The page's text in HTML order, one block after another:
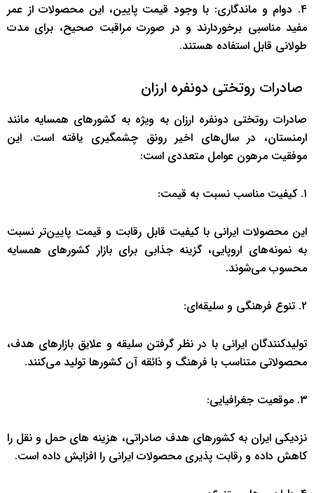
۴. دوام و ماندگاری: با وجود قیمت پایین، این محصولات از عمر
مفید مناسبی برخوردارند و در صورت مراقبت صحیح، برای مدت
طولانی قابل استفاده هستند.
صادرات روتختی دونفره ارزان
صادرات روتختی دونفره ارزان به ویژه به کشورهای همسایه مانند
ارمنستان، در سال‌های اخیر رونق چشمگیری یافته است. این
موفقیت مرهون عوامل متعددی است:
۱. کیفیت مناسب نسبت به قیمت:
این محصولات ایرانی با کیفیت قابل رقابت و قیمت پایین‌تر نسبت
به نمونه‌های اروپایی، گزینه جذابی برای بازار کشورهای همسایه
محسوب می‌شوند.
۲. تنوع فرهنگی و سلیقه‌ای:
تولیدکنندگان ایرانی با در نظر گرفتن سلیقه و علایق بازارهای هدف،
محصولاتی متناسب با فرهنگ و ذائقه آن کشورها تولید می‌کنند.
۳. موقعیت جغرافیایی:
نزدیکی ایران به کشورهای هدف صادراتی، هزینه‌ های حمل ‌و نقل را
کاهش داده و رقابت ‌پذیری محصولات ایرانی را افزایش داده است.